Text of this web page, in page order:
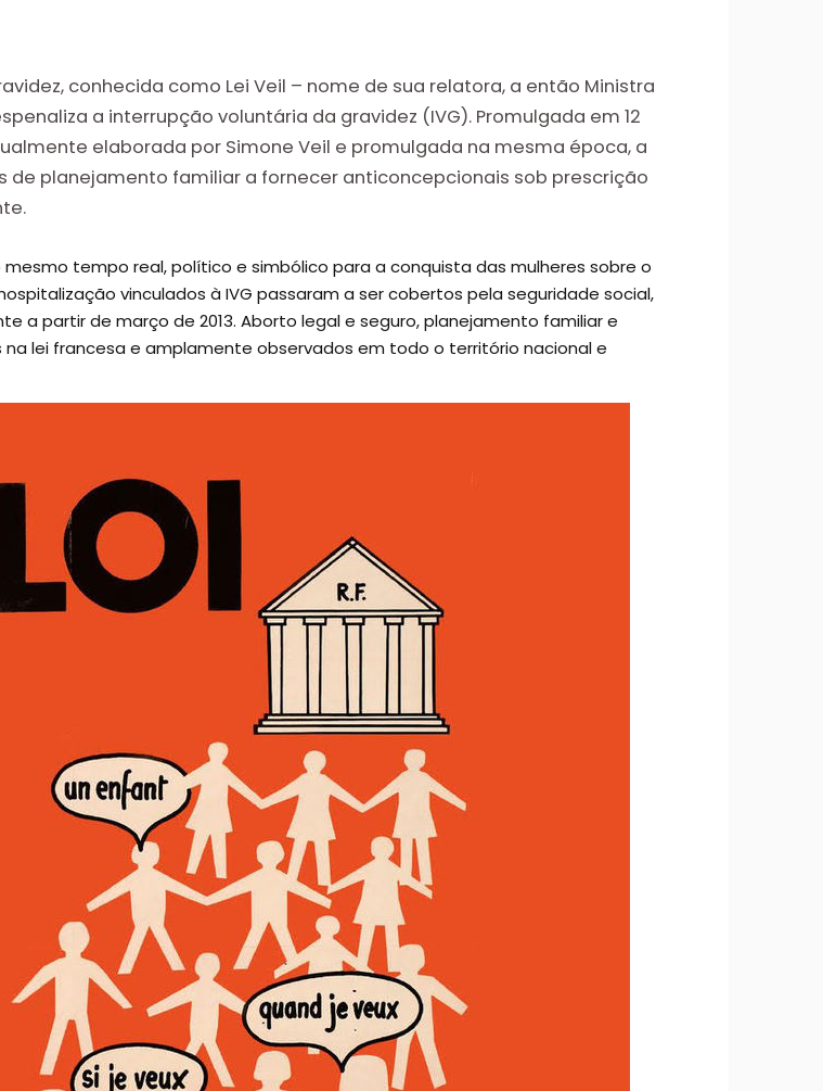
conhecida como Lei Veil – nome de sua relatora, a então Ministra
a interrupção voluntária da gravidez (IVG). Promulgada em 12
elaborada por Simone Veil e promulgada na mesma época, a
de planejamento familiar a fornecer anticoncepcionais sob prescrição
tempo real, político e simbólico para a conquista das mulheres sobre o
vinculados à IVG passaram a ser cobertos pela seguridade social,
a partir de março de 2013. Aborto legal e seguro, planejamento familiar e
lei francesa e amplamente observados em todo o território nacional e